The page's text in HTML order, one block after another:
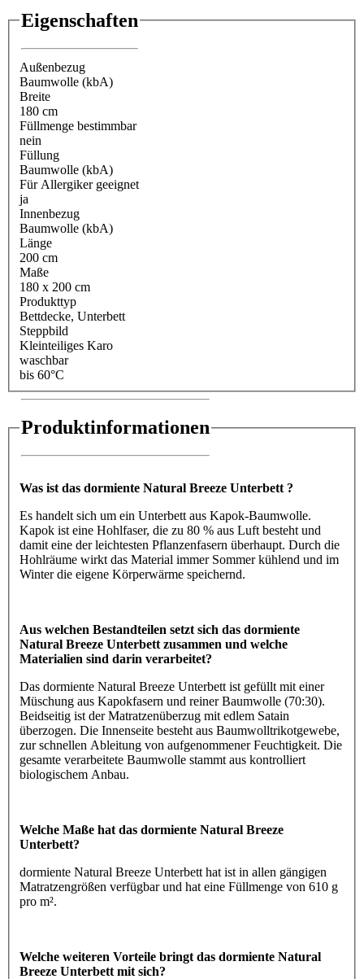
Eigenschaften
Außenbezug
Baumwolle (kbA)
Breite
180 cm
Füllmenge bestimmbar
nein
Füllung
Baumwolle (kbA)
Für Allergiker geeignet
ja
Innenbezug
Baumwolle (kbA)
Länge
200 cm
Maße
180 x 200 cm
Produkttyp
Bettdecke, Unterbett
Steppbild
Kleinteiliges Karo
waschbar
bis 60°C
Produktinformationen
Was ist das dormiente Natural Breeze Unterbett ?
Es handelt sich um ein Unterbett aus Kapok-Baumwolle.
Kapok ist eine Hohlfaser, die zu 80 % aus Luft besteht und
damit eine der leichtesten Pflanzenfasern überhaupt. Durch die
Hohlräume wirkt das Material immer Sommer kühlend und im
Winter die eigene Körperwärme speichernd.
Aus welchen Bestandteilen setzt sich das dormiente
Natural Breeze Unterbett zusammen und welche
Materialien sind darin verarbeitet?
Das dormiente Natural Breeze Unterbett ist gefüllt mit einer
Müschung aus Kapokfasern und reiner Baumwolle (70:30).
Beidseitig ist der Matratzenüberzug mit edlem Satain
überzogen. Die Innenseite besteht aus Baumwolltrikotgewebe,
zur schnellen Ableitung von aufgenommener Feuchtigkeit. Die
gesamte verarbeitete Baumwolle stammt aus kontrolliert
biologischem Anbau.
Welche Maße hat das dormiente Natural Breeze
Unterbett?
dormiente Natural Breeze Unterbett hat ist in allen gängigen
Matratzengrößen verfügbar und hat eine Füllmenge von 610 g
pro m².
Welche weiteren Vorteile bringt das dormiente Natural
Breeze Unterbett mit sich?